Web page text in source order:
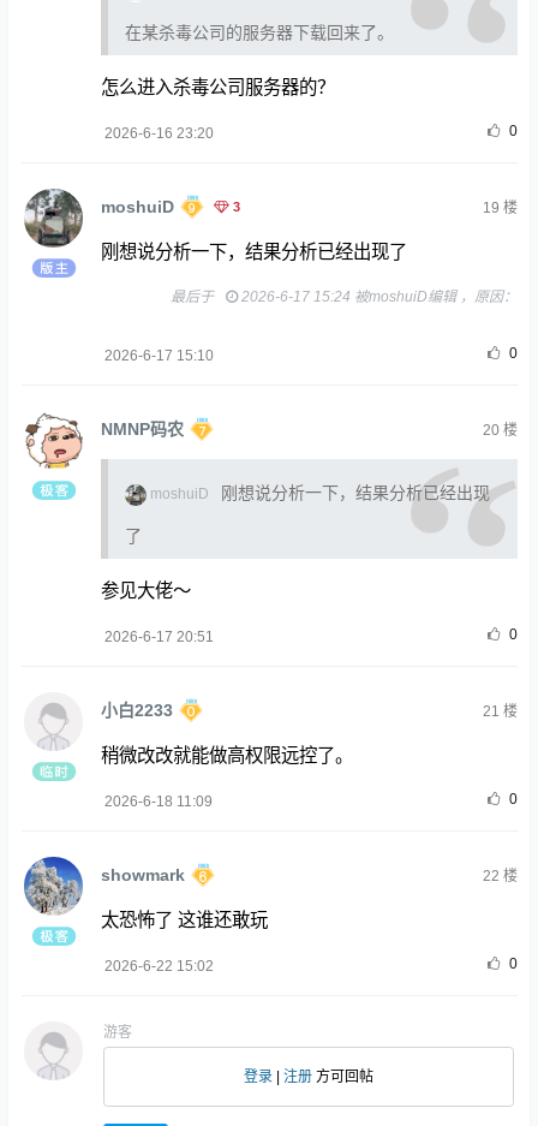
在某杀毒公司的服务器下载回来了。
怎么进入杀毒公司服务器的？
2026-6-16 23:20 0
moshuiD 3 19 楼
刚想说分析一下，结果分析已经出现了
最后于 2026-6-17 15:24 被moshuiD编辑 ，原因：
2026-6-17 15:10 0
NMNP码农 20楼
moshuiD 刚想说分析一下，结果分析已经出现
了
参见大佬～
2026-6-17 20:51 0
小白2233 21 楼
稍微改改就能做高权限远控了。
2026-6-18 11:09 0
showmark 22 楼
太恐怖了 这谁还敢玩
2026-6-22 15:02 0
游客
登录 注册 方可回帖